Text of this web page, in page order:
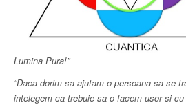
Lumina Pura!”
“Daca dorim sa ajutam o persoana sa se
intelegem ca trebuie sa o facem usor si